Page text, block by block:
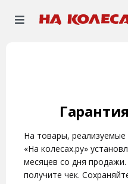
На товары, реализуемые
«На колесах.ру»
месяцев со дня
получите чек.